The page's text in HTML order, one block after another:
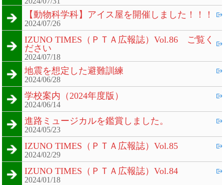
【動物科学科】アイス屋を開催しました！！！
2024/07/26
IZUNO TIMES（ＰＴＡ広報誌）Vol.86 ご覧く
ださい
2024/07/18
地震を想定した避難訓練
2024/06/28
学校案内（2024年度版）
2024/06/14
進路ミュージカルを鑑賞しました。
2024/05/23
IZUNO TIMES（ＰＴＡ広報誌）Vol.85
2024/02/29
IZUNO TIMES（ＰＴＡ広報誌）Vol.84
2024/01/18